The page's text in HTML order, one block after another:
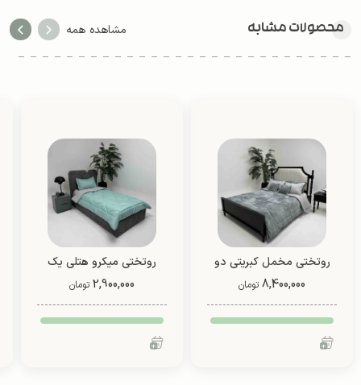
محصولات مشابه مشاهده همه
روتختی مخمل کبریتی دو
نفره (طرح 2)
8,400,000 تومان
روتختی میکرو هتلی یک
نفره دو رو (طرح 4)
2,900,000 تومان